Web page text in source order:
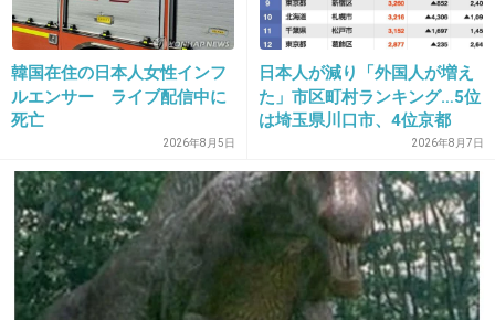
+260 -24
16. 匿名2015/02/19(木) 21:48:59
松雪泰子
韓国在住の日本人女性インフ
ルエンサー ライブ配信中に
死亡
2026年8月5日
日本人が減り「外国人が増え
た」市区町村ランキング…5位
は埼玉県川口市、4位京都
市、ではトップ3は？2026年8月7日